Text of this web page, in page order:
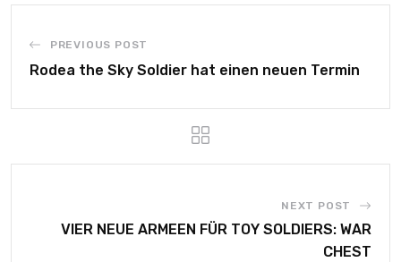
PREVIOUS POST
Rodea the Sky Soldier hat einen neuen Termin
NEXT POST
VIER NEUE ARMEEN FÜR TOY SOLDIERS: WAR
CHEST